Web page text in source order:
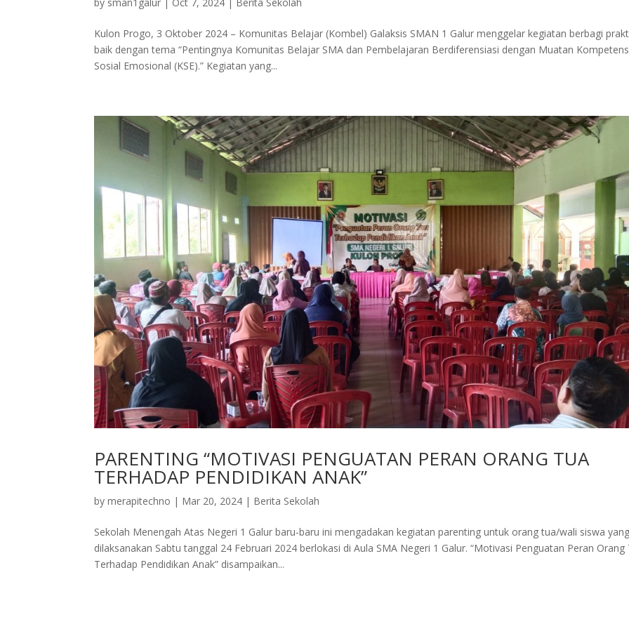
Kulon Progo, 3 Oktober 2024 – Komunitas Belajar (Kombel) Galaksis SMAN 1 Galur menggelar kegiatan berbagi
baik dengan tema “Pentingnya Komunitas Belajar SMA dan Pembelajaran Berdiferensiasi dengan Muatan
Sosial Emosional (KSE).” Kegiatan yang...
PARENTING “MOTIVASI PENGUATAN PERAN ORANG TUA
TERHADAP PENDIDIKAN ANAK”
bymerapitechno | Mar 20, 2024 | Berita Sekolah
Sekolah Menengah Atas Negeri 1 Galur baru-baru ini mengadakan kegiatan parenting untuk orang tua/wali siswa
dilaksanakan Sabtu tanggal 24 Februari 2024 berlokasi di Aula SMA Negeri 1 Galur. “Motivasi Penguatan Peran Orang
Terhadap Pendidikan Anak” disampaikan...